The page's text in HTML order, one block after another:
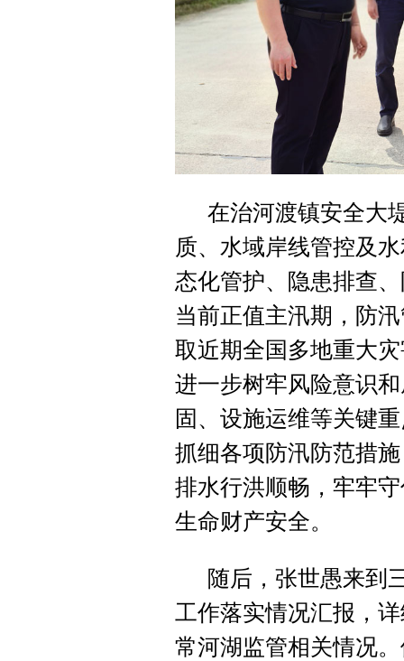
在治河渡镇安全大
质、水域岸线管控及
态化管护、隐患排查
当前正值主汛期，防
取近期全国多地重大
进一步树牢风险意识
固、设施运维等关键
抓细各项防汛防范措
排水行洪顺畅，牢牢
生命财产安全。
随后，张世愚来到
工作落实情况汇报，
常河湖监管相关情况